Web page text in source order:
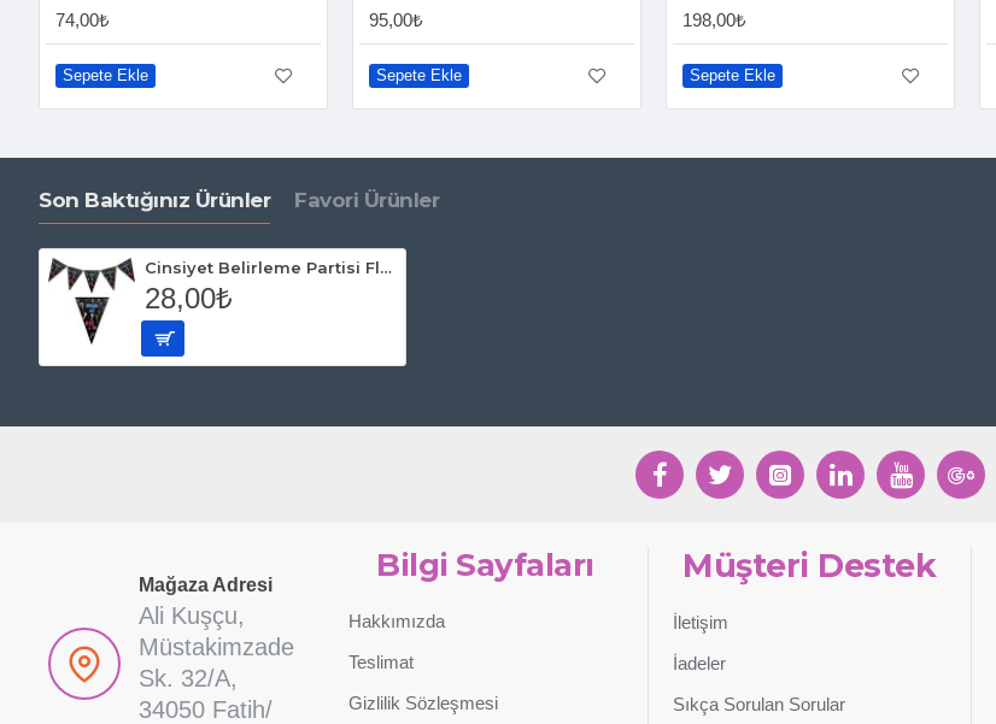
74,00₺
Sepete Ekle
95,00₺
Sepete Ekle
198,00₺
Sepete Ekle
Son Baktığınız Ürünler Favori Ürünler
Cinsiyet Belirleme Partisi Flama 2 Metre
28,00₺
Mağaza Adresi
Ali Kuşçu,
Müstakimzade
Sk. 32/A,
34050 Fatih/
Bilgi Sayfaları
Hakkımızda
Teslimat
Gizlilik Sözleşmesi
Müşteri Destek
İletişim
İadeler
Sıkça Sorulan Sorular